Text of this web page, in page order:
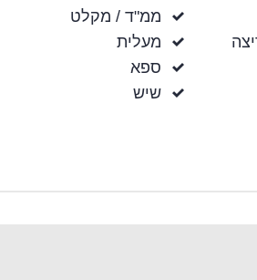
ממ"ד / מקלט
מעלית
ספא
שיש